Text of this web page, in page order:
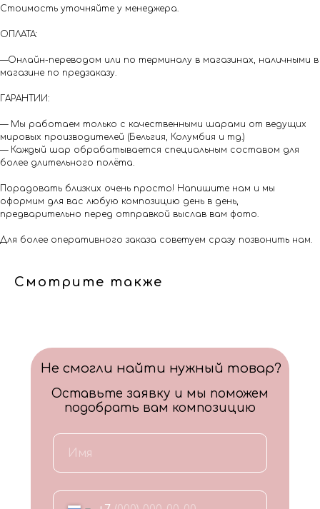
Стоимость уточняйте у менеджера.
ОПЛАТА:
—Онлайн-переводом или по терминалу в магазинах, наличными в
магазине по предзаказу.
ГАРАНТИИ:
— Мы работаем только с качественными шарами от ведущих
мировых производителей (Бельгия, Колумбия и тд.)
— Каждый шар обрабатывается специальным составом для
более длительного полёта.
Порадовать близких очень просто! Напишите нам и мы
оформим для вас любую композицию день в день,
предварительно перед отправкой выслав вам фото.
Для более оперативного заказа советуем сразу позвонить нам.
Смотрите также
Не смогли найти нужный товар?
Оставьте заявку и мы поможем
подобрать вам композицию